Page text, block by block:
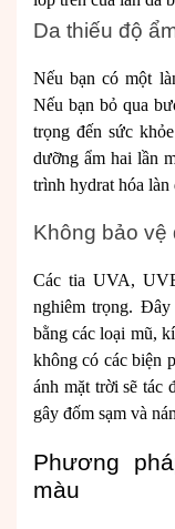
Da thiếu độ
Nếu bạn có một
Nếu bạn bỏ qua
trọng đến sức
dưỡng ẩm hai lần
trình hydrat hóa làn
Không bảo vệ
Các tia UVA,
nghiêm trọng.
bằng các loại mũ,
không có các biện
ánh mặt trời sẽ tác
gây đốm sạm và
Phương
màu